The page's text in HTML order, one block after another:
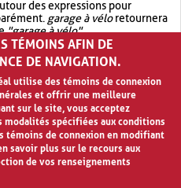
des expressions pour
garage à véloretournera
"garage à vélo".
avec OR.garage OR vélo
résultat quegarage à vélo
TÉMOINS AFIN DE
DE NAVIGATION.
utilise des témoins de connexion
et offrir une meilleure
sur le site, vous acceptez
spécifiées aux conditions
témoins de connexion en modifiant
savoir plus sur le recours aux
de vos renseignements